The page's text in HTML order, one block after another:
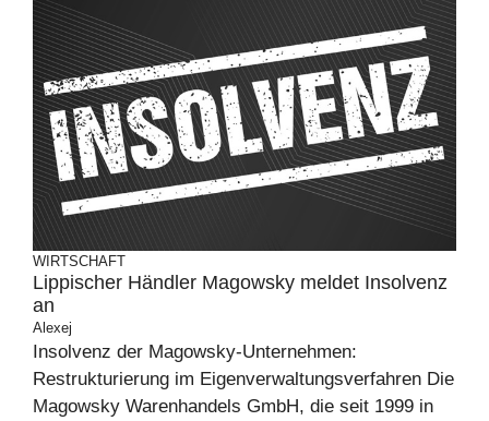
WIRTSCHAFT
Lippischer Händler Magowsky meldet Insolvenz
an
Alexej
Insolvenz der Magowsky-Unternehmen:
Restrukturierung im Eigenverwaltungsverfahren Die
Magowsky Warenhandels GmbH, die seit 1999 in